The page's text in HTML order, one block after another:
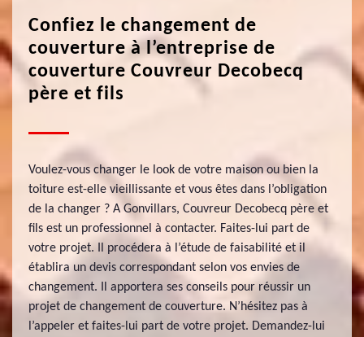
Confiez le changement de
couverture à l’entreprise de
couverture Couvreur Decobecq
père et fils
Voulez-vous changer le look de votre maison ou bien la
toiture est-elle vieillissante et vous êtes dans l’obligation
de la changer ? A Gonvillars, Couvreur Decobecq père et
fils est un professionnel à contacter. Faites-lui part de
votre projet. Il procédera à l’étude de faisabilité et il
établira un devis correspondant selon vos envies de
changement. Il apportera ses conseils pour réussir un
projet de changement de couverture. N’hésitez pas à
l’appeler et faites-lui part de votre projet. Demandez-lui